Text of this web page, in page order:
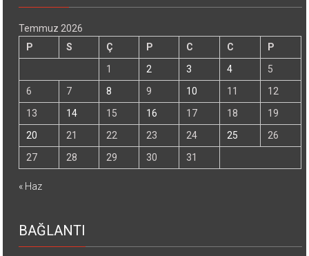
Temmuz 2026
P
S Ç P C C
P
1
2 3 4
5
6
7 8 9 10 11
12
13
14 15 16 17 18
19
20
21 22 23 24 25
26
27
28 29 30 31
« Haz
BAĞLANTI